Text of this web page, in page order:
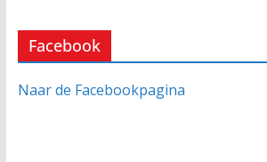
Facebook
Naar de Facebookpagina